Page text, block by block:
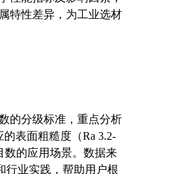
特性差异，为工业选材
的分级标准，重点分析
表面粗糙度（Ra 3.2-
数的应用场景。数据来
行业实践，帮助用户根